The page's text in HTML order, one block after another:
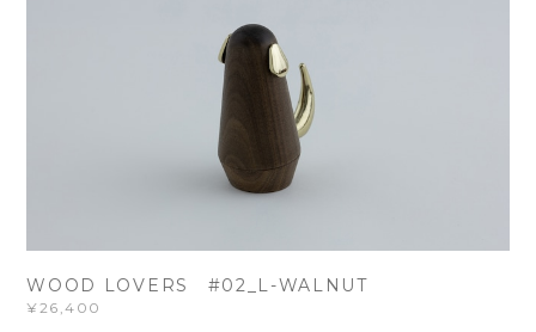
WOOD LOVERS #02_L-WALNUT
¥26,400